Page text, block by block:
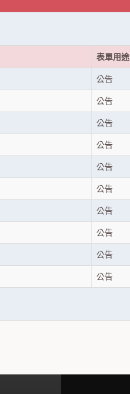
表單用途
公告
公告
公告
公告
公告
公告
公告
公告
公告
公告